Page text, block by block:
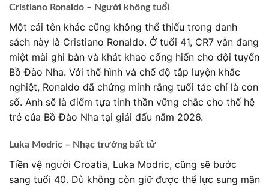
Cristiano Ronaldo – Người không tuổi
Một cái tên khác cũng không thể thiếu trong danh
sách này là Cristiano Ronaldo. Ở tuổi 41, CR7 vẫn đang
miệt mài ghi bàn và khát khao cống hiến cho đội tuyển
Bồ Đào Nha. Với thể hình và chế độ tập luyện khắc
nghiệt, Ronaldo đã chứng minh rằng tuổi tác chỉ là con
số. Anh sẽ là điểm tựa tinh thần vững chắc cho thế hệ
trẻ của Bồ Đào Nha tại giải đấu năm 2026.
Luka Modric – Nhạc trưởng bất tử
Tiền vệ người Croatia, Luka Modric, cũng sẽ bước
sang tuổi 40. Dù không còn giữ được thể lực sung mãn